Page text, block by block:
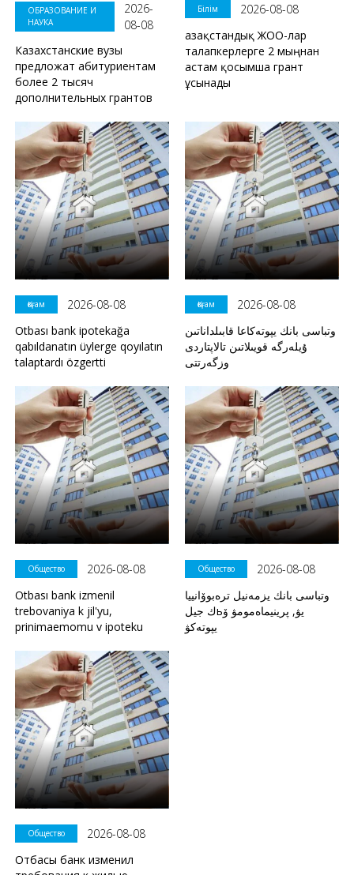
ОБРАЗОВАНИЕ И
НАУКА
2026-
08-08
Казахстанские вузы
предложат абитуриентам
более 2 тысяч
дополнительных грантов
Білім
2026-08-08
Қазақстандық ЖОО-лар
талапкерлерге 2 мыңнан
астам қосымша грант
ұсынады
Қоғам
2026-08-08
Otbası bank ipotekağa
qabıldanatın üylerge qoyılatın
talaptardı özgertti
Қоғам
2026-08-08
وتباسى بانك يپوتەكاعا قابىلداناتىن
ۇيلەرگە قويىلاتىن تالاپتاردى
وزگەرتتى
Общество
2026-08-08
Otbası bank izmenil
trebovaniya k jil'yu,
prinimaemomu v ipoteku
Общество
2026-08-08
وتباسى بانك يزمەنيل ترەبوۆانييا
ك جيلьيۋ, پرينيماەمومۋ ۆ
يپوتەكۋ
Общество
2026-08-08
Отбасы банк изменил